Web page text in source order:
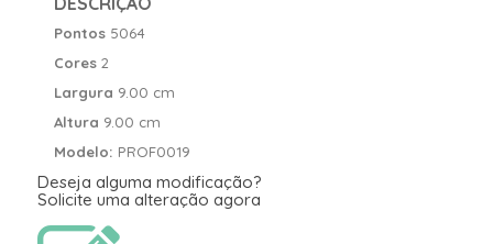
Pontos 5064
Cores2
Largura 9.00 cm
Altura 9.00 cm
Modelo: PROF0019
Deseja alguma modificação?
Solicite uma alteração agora